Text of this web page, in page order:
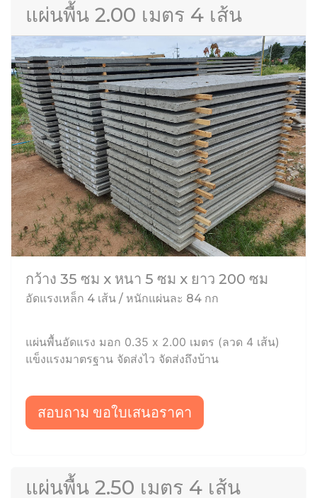
แผ่นพื้น 2.00 เมตร 4 เส้น
กว้าง 35 ซม x หนา 5 ซม x ยาว 200 ซม
อัดแรงเหล็ก 4 เส้น / หนักแผ่นละ 84 กก
แผ่นพื้นอัดแรง มอก 0.35 x 2.00 เมตร (ลวด 4 เส้น)
แข็งแรงมาตรฐาน จัดส่งไว จัดส่งถึงบ้าน
สอบถาม ขอใบเสนอราคา
แผ่นพื้น 2.50 เมตร 4 เส้น